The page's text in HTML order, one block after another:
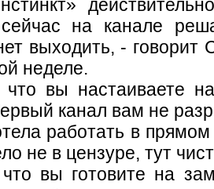
на канале
выходить, - говорит
неделе.
вы настаиваете
канал вам не
работать в
не в цензуре, тут
вы готовите на